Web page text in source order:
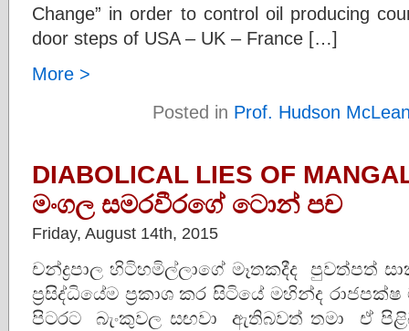
Change” in order to control oil producing
door steps of USA – UK – France […]
More >
Posted in Prof. Hudson
DIABOLICAL LIES OF
මංගල සමරවීරගේ ටොන් පච
Friday, August 14th, 2015
චන්ද්‍රපාල හිටිහමිල්ලාගේ මෑතකදීද පුවත්පත්
ප්‍රසිද්ධියේම ප්‍රකාශ කර සිටියේ මහින්ද
පිටරට බැංකුවල සඟවා ඇතිබවත් තමා ඒ